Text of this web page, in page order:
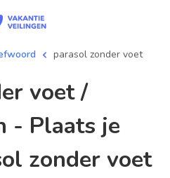
parasol zonder voet
- Plaats je
zonder voet